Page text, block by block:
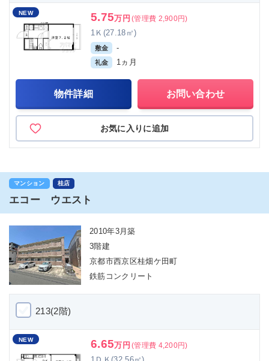
NEW 5.75万円 (管理費 2,900円)
1Ｋ(27.18㎡)
敷金 -
礼金 1ヵ月
物件詳細 お問い合わせ
お気に入りに追加
マンション 桂店
エコー ウエスト
2010年3月築
3階建
京都市西京区桂畑ケ田町
鉄筋コンクリート
213(2階)
NEW 6.65万円 (管理費 4,200円)